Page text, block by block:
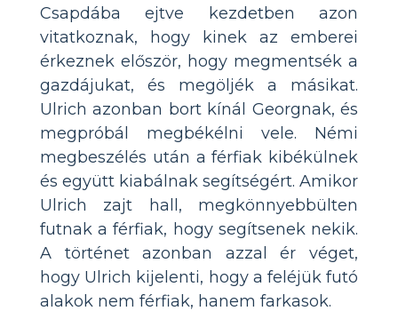
Csapdába ejtve kezdetben azon
vitatkoznak, hogy kinek az emberei
érkeznek először, hogy megmentsék a
gazdájukat, és megöljék a másikat.
Ulrich azonban bort kínál Georgnak, és
megpróbál megbékélni vele. Némi
megbeszélés után a férfiak kibékülnek
és együtt kiabálnak segítségért. Amikor
Ulrich zajt hall, megkönnyebbülten
futnak a férfiak, hogy segítsenek nekik.
A történet azonban azzal ér véget,
hogy Ulrich kijelenti, hogy a feléjük futó
alakok nem férfiak, hanem farkasok.